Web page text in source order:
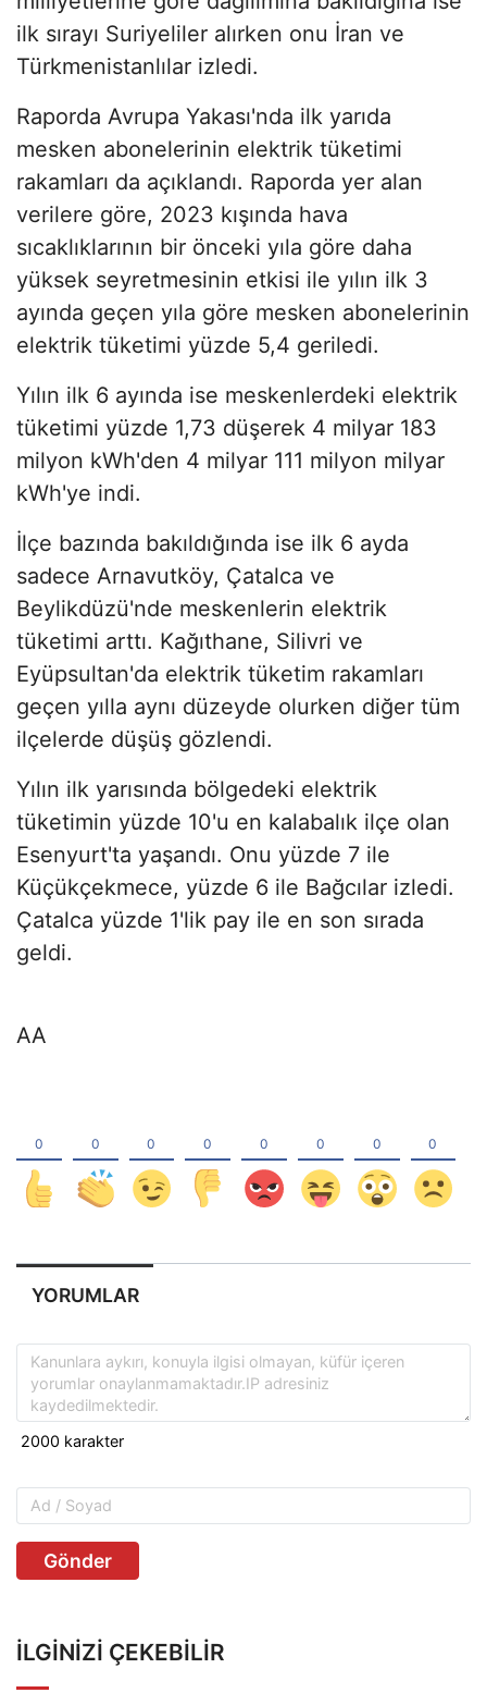
ilk sırayı Suriyeliler alırken onu İran ve
Türkmenistanlılar izledi.
Raporda Avrupa Yakası'nda ilk yarıda
mesken abonelerinin elektrik tüketimi
rakamları da açıklandı. Raporda yer alan
verilere göre, 2023 kışında hava
sıcaklıklarının bir önceki yıla göre daha
yüksek seyretmesinin etkisi ile yılın ilk 3
ayında geçen yıla göre mesken abonelerinin
elektrik tüketimi yüzde 5,4 geriledi.
Yılın ilk 6 ayında ise meskenlerdeki elektrik
tüketimi yüzde 1,73 düşerek 4 milyar 183
milyon kWh'den 4 milyar 111 milyon milyar
kWh'ye indi.
İlçe bazında bakıldığında ise ilk 6 ayda
sadece Arnavutköy, Çatalca ve
Beylikdüzü'nde meskenlerin elektrik
tüketimi arttı. Kağıthane, Silivri ve
Eyüpsultan'da elektrik tüketim rakamları
geçen yılla aynı düzeyde olurken diğer tüm
ilçelerde düşüş gözlendi.
Yılın ilk yarısında bölgedeki elektrik
tüketimin yüzde 10'u en kalabalık ilçe olan
Esenyurt'ta yaşandı. Onu yüzde 7 ile
Küçükçekmece, yüzde 6 ile Bağcılar izledi.
Çatalca yüzde 1'lik pay ile en son sırada
geldi.
AA
YORUMLAR
Gönder
İLGINIZI ÇEKEBILIR